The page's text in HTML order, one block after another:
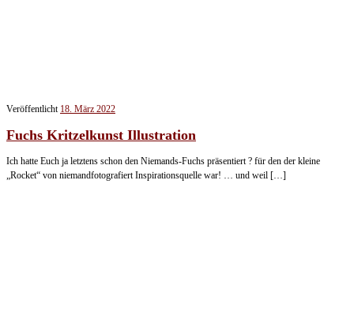
Veröffentlicht 18. März 2022
Fuchs Kritzelkunst Illustration
Ich hatte Euch ja letztens schon den Niemands-Fuchs präsentiert ? für den der kleine
„Rocket“ von niemandfotografiert Inspirationsquelle war! … und weil […]